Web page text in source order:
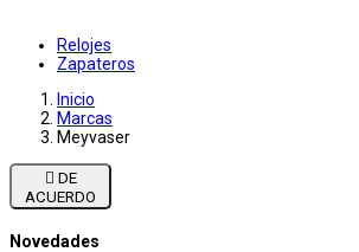
Relojes
Zapateros
Inicio
Marcas
Meyvaser

ACUERDO
Novedades